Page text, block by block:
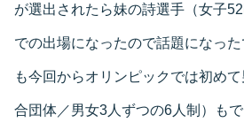
が選出されたら妹の詩選手（女子
での出場になったので話題になっ
も今回からオリンピックでは初め
合団体／男女3人ずつの6人制）も